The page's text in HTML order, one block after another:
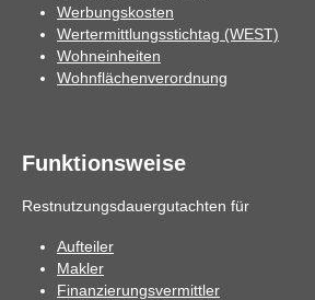
Werbungskosten
Wertermittlungsstichtag (WEST)
Wohneinheiten
Wohnflächenverordnung
Funktionsweise
Restnutzungsdauergutachten für
Aufteiler
Makler
Finanzierungsvermittler